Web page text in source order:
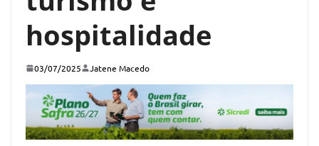
hospitalidade
03/07/2025 Jatene Macedo